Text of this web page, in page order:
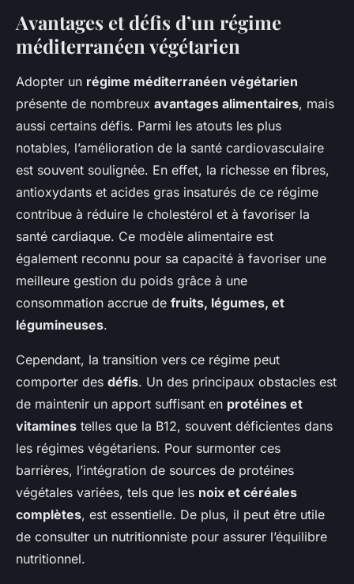
Avantages et défis d’un régime
méditerranéen végétarien
Adopter un régime méditerranéen végétarien
présente de nombreux avantages alimentaires, mais
aussi certains défis. Parmi les atouts les plus
notables, l’amélioration de la santé cardiovasculaire
est souvent soulignée. En effet, la richesse en fibres,
antioxydants et acides gras insaturés de ce régime
contribue à réduire le cholestérol et à favoriser la
santé cardiaque. Ce modèle alimentaire est
également reconnu pour sa capacité à favoriser une
meilleure gestion du poids grâce à une
consommation accrue de fruits, légumes, et
légumineuses.
Cependant, la transition vers ce régime peut
comporter des défis. Un des principaux obstacles est
de maintenir un apport suffisant en protéines et
vitamines telles que la B12, souvent déficientes dans
les régimes végétariens. Pour surmonter ces
barrières, l’intégration de sources de protéines
végétales variées, tels que les noix et céréales
complètes, est essentielle. De plus, il peut être utile
de consulter un nutritionniste pour assurer l’équilibre
nutritionnel.